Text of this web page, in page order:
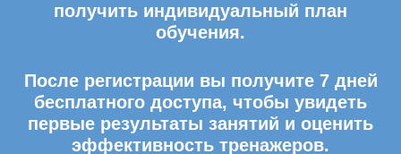
получить индивидуальный план
обучения.
После регистрации вы получите 7 дней
бесплатного доступа, чтобы увидеть
первые результаты занятий и оценить
эффективность тренажеров.